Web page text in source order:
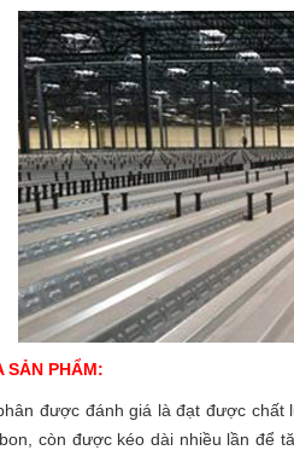
SẢN PHẨM:
được đánh giá là đạt được
còn được kéo dài nhiều lần để